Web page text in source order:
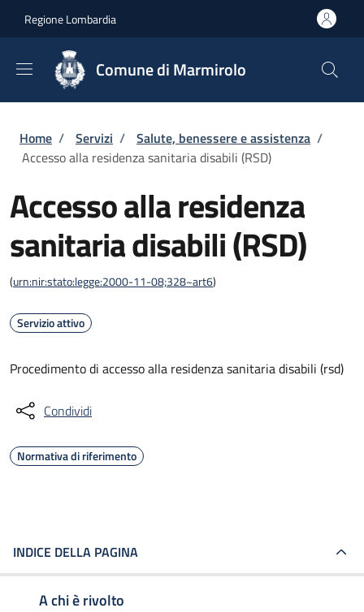
Regione Lombardia
Comune di Marmirolo
Briciole di pane
Home / Servizi / Salute, benessere e assistenza /
Accesso alla residenza sanitaria disabili (RSD)
Accesso alla residenza
sanitaria disabili (RSD)
(urn:nir:stato:legge:2000-11-08;328~art6)
Servizio attivo
Procedimento di accesso alla residenza sanitaria disabili (rsd)
Condividi
Normativa di riferimento
INDICE DELLA PAGINA
A chi è rivolto